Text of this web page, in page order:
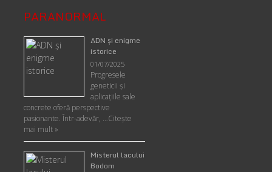
PARANORMAL
ADN şi enigme
istorice
01/07/2025
Progresele
geneticii şi
aplicaţiile sale
concrete oferă perspective
pasionante. Într-adevăr, …Citește
mai mult »
Misterul lacului
Bodom